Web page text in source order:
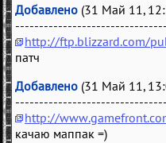
Добавлено (31 Май 11,
http://ftp.blizzard.com/
патч
Добавлено (31 Май 11,
http://
качаю маппак =)